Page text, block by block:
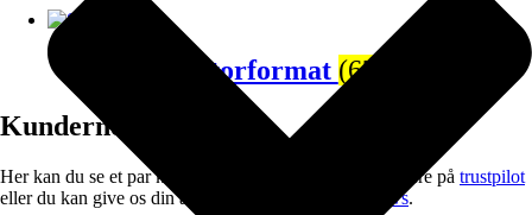
Storformat (67)
Kunderne siger
Her kan du se et par kunde udtalelser, men du kan se flere på trustpilot
eller du kan give os din anmeldelse på
Google reviews.